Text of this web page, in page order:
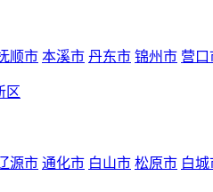
顺市 本溪市 丹东市 锦州市 营口
区
源市 通化市 白山市 松原市 白城